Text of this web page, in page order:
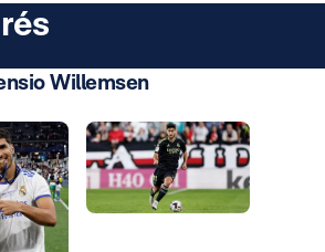
Willemsen
Foto: Real Madrid